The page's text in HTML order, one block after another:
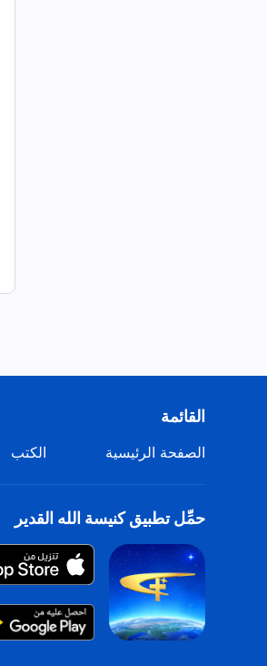
القائمة
الصفحة الرئيسية الكتب
حمِّل تطبيق كنيسة الله القدير